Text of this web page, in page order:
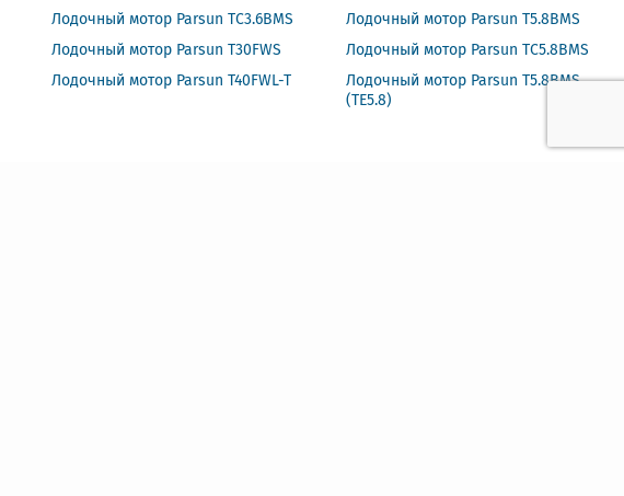
Лодочный мотор Parsun TС3.6BMS
Лодочный мотор Parsun Т5.8BMS
Лодочный мотор Parsun Т30FWS
Лодочный мотор Parsun ТС5.8BMS
Лодочный мотор Parsun T40FWL-T
Лодочный мотор Parsun Т5.8BMS
(TE5.8)